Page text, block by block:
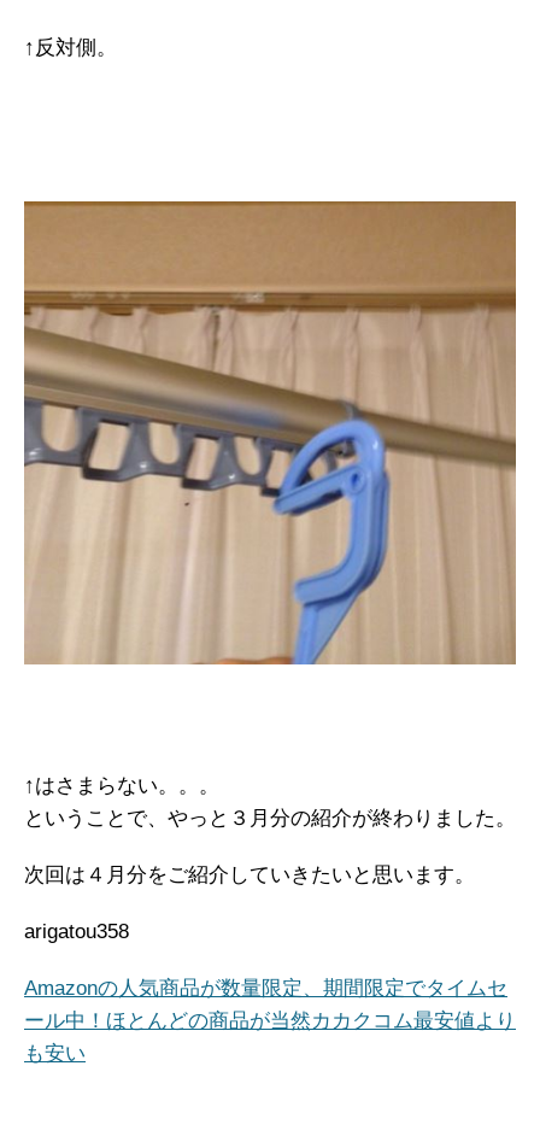
↑反対側。
↑はさまらない。。。
ということで、やっと３月分の紹介が終わりました。
次回は４月分をご紹介していきたいと思います。
arigatou358
Amazonの人気商品が数量限定、期間限定でタイムセ
ール中！ほとんどの商品が当然カカクコム最安値より
も安い